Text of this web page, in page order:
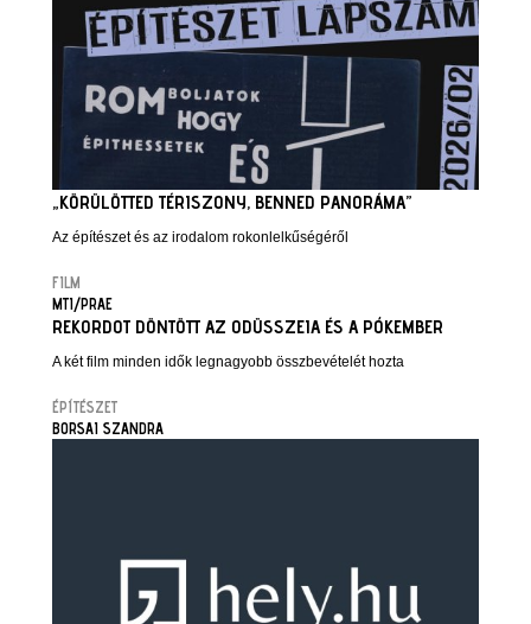
„KÖRÜLÖTTED TÉRISZONY, BENNED PANORÁMA”
Az építészet és az irodalom rokonlelkűségéről
FILM
MTI/PRAE
REKORDOT DÖNTÖTT AZ ODÜSSZEIA ÉS A PÓKEMBER
A két film minden idők legnagyobb összbevételét hozta
ÉPÍTÉSZET
BORSAI SZANDRA